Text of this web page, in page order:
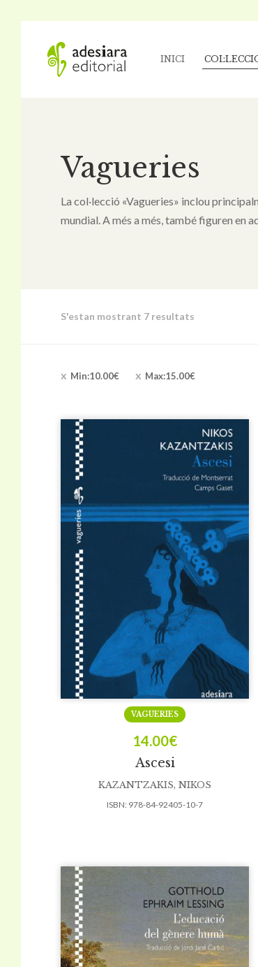
INICI
Vagueries
La col·lecció «Vagueries» inclou
mundial. A més a més, també figuren en
S'estan mostrant 7 resultats
Min:10.00€ Max:15.00€
Ascesi
VAGUERIES
14.00€
KAZANTZAKIS, NIKOS
ISBN: 978-84-92405-10-7